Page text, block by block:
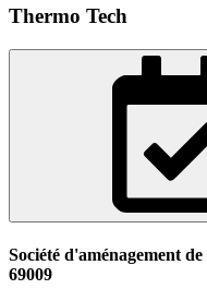
Thermo Tech
Société d'aménagement
69009